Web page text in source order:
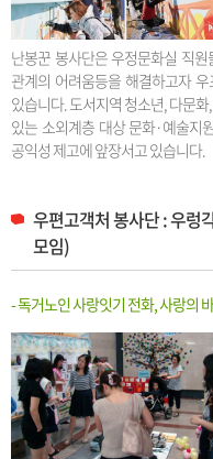
난봉꾼 봉사단은 우정문화실 직
관계의 어려움등을 해결하고자
있습니다. 도서지역 청소년, 다문
있는 소외계층 대상 문화·예술지
공익성 제고에 앞장서고 있습니다.
우편고객처 봉사단 : 우렁
모임)
- 독거노인 사랑잇기 전화, 사랑의